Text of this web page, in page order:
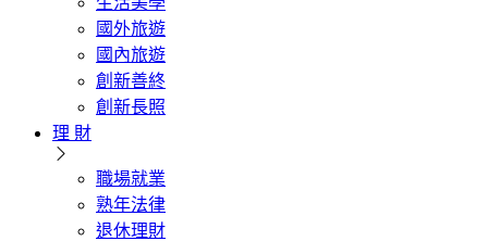
國外旅遊
國內旅遊
創新善終
創新長照
理 財
職場就業
熟年法律
退休理財